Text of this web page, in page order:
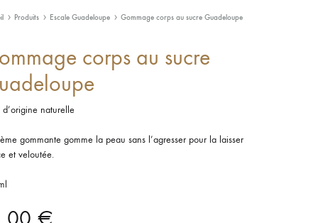
Produits Escale Guadeloupe Gommage corps au sucre Guadeloupe
corps au sucre
naturelle
gommante gomme la peau sans l’agresser pour la laisser
et veloutée.